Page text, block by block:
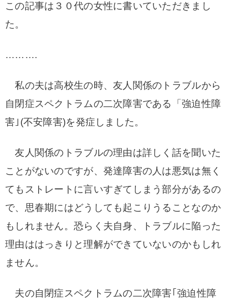
この記事は３０代の女性に書いていただきまし
た。
……….
私の夫は高校生の時、友人関係のトラブルから
自閉症スペクトラムの二次障害である「強迫性障
害｣(不安障害)を発症しました。
友人関係のトラブルの理由は詳しく話を聞いた
ことがないのですが、 発達障害の人は悪気は無く
てもストレートに言いすぎてしまう部分があるの
で、 思春期にはどうしても起こりうることなのか
もしれません。 恐らく夫自身、トラブルに陥った
理由ははっきりと理解ができていないのかもしれ
ません。
夫の自閉症スペクトラムの二次障害｢強迫性障